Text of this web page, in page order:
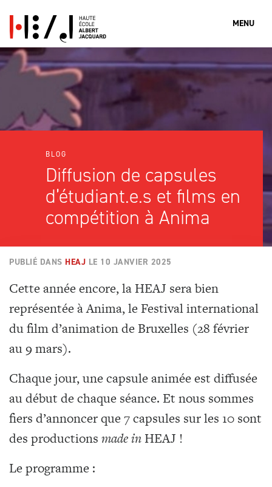
MENU
Que cherches-tu?
Rechercher
BLOG
Diffusion de capsules
d’étudiant.e.s et films en
compétition à Anima
PUBLIÉ DANS HEAJ LE 10 JANVIER 2025
Cette année encore, la HEAJ sera bien
représentée à Anima, le Festival international
du film d’animation de Bruxelles (28 février
au 9 mars).
Chaque jour, une capsule animée est diffusée
au début de chaque séance. Et nous sommes
fiers d’annoncer que 7 capsules sur les 10 sont
des productions made in HEAJ !
Le programme :